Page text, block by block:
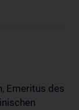
Emeritus des